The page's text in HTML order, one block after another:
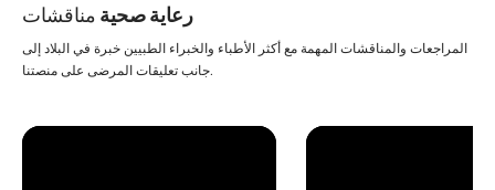
رعاية صحية مناقشات
المراجعات والمناقشات المهمة مع أكثر الأطباء والخبراء الطبيين خبرة في البلاد إلى
جانب تعليقات المرضى على منصتنا.